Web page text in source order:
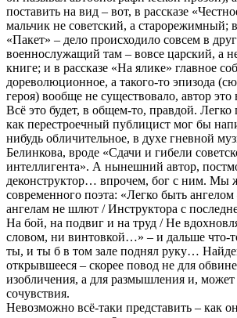
поставить на вид – вот, в рассказе
мальчик не советский, а старорежимный; в
«Пакет» – дело происходило совсем в
военнослужащий там – вовсе царский, а
книге; и в рассказе «На ялике» главное
дореволюционное, а такого-то эпизода
героя) вообще не существовало, автор
Всё это будет, в общем-то, правдой. Легко
как перестроечный публицист мог бы
нибудь обличительное, в духе гневной
Белинкова, вроде «Сдачи и гибели
интеллигента». А нынешний автор,
деконструктор… впрочем, бог с ним. Мы
современного поэта: «Легко быть ангелом
ангелам не шлют / Инструктора с
На бой, на подвиг и на труд / Не
словом, ни винтовкой…» – и дальше что-
ты, и ты б в том зале поднял руку…
открывшееся – скорее повод не для
изобличения, а для размышления и, может
сочувствия.
Невозможно всё-таки представить – как